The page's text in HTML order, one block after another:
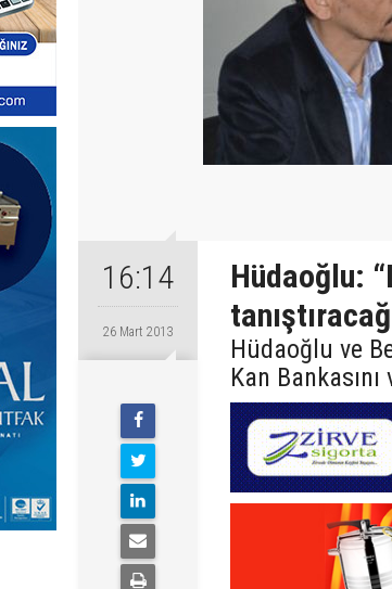
16:14
26 Mart 2013
Hüdaoğlu:
Hüdaoğlu ve
Kan